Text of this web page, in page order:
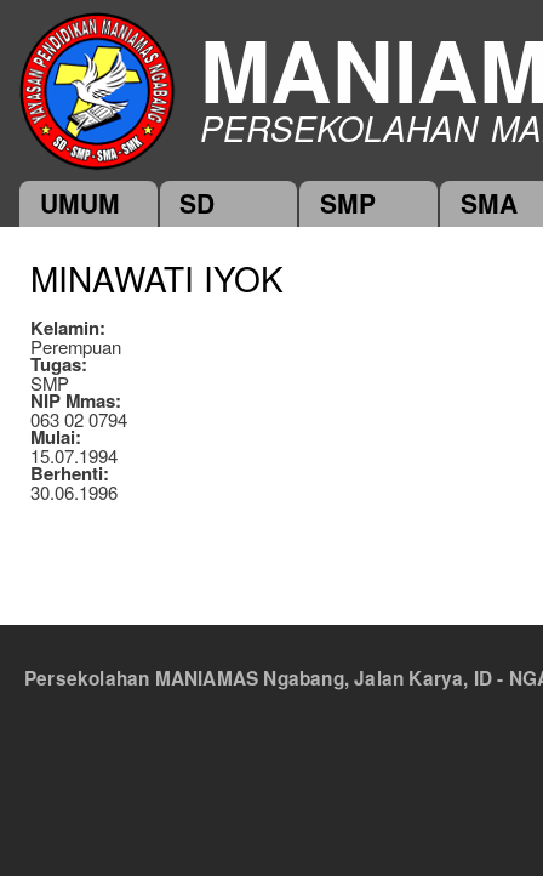
PERSEKOLAHAN
Main menu
UMUM SD SMP SMA
MINAWATI IYOK
Kelamin:
Perempuan
Tugas:
SMP
NIP Mmas:
063 02 0794
Mulai:
15.07.1994
Berhenti:
30.06.1996
Persekolahan MANIAMAS Ngabang, Jalan Karya, ID -